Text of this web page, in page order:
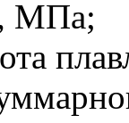
МПа;